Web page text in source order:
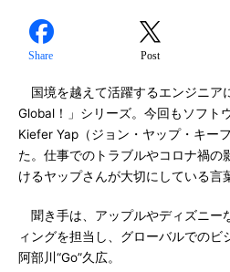
Share Post
国境を越えて活躍するエンジニア
Global！」シリーズ。今回もソフト
Kiefer Yap（ジョン・ヤップ・キー
た。仕事でのトラブルやコロナ禍の
けるヤップさんが大切にしている言
聞き手は、アップルやディズニー
ィングを担当し、グローバルでのビ
阿部川“Go”久広。